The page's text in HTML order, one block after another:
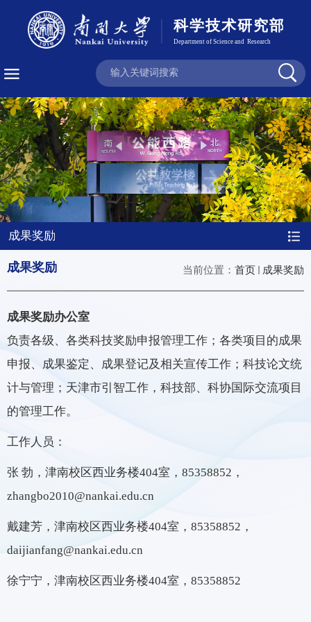
成果奖励
当前位置： 首页 成果奖励
成果奖励
成果奖励办公室
负责各级、各类科技奖励申报管理工作；各类项目的成果
申报、成果鉴定、成果登记及相关宣传工作；科技论文统
计与管理；天津市引智工作，科技部、科协国际交流项目
的管理工作。
工作人员：
张 勃，津南校区西业务楼404室，85358852，
zhangbo2010@nankai.edu.cn
戴建芳， 津南校区西业务楼404室，85358852，
daijianfang@nankai.edu.cn
徐宁宁，津南校区西业务楼404室，85358852